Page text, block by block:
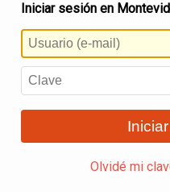
Iniciar sesión en
Olvidé mi